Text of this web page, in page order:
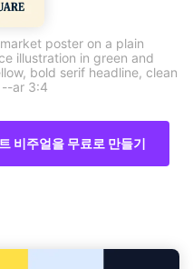
poster on a plain
illustration in green and
bold serif headline, clean
--ar 3:4
비주얼을 무료로 만들기